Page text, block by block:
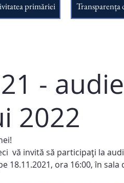
primăriei Transparența
-
2022
vă invită să participaţi la
18.11.2021, ora 16:00, în